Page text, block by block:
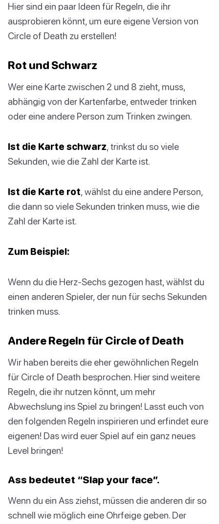
Hier sind ein paar Ideen für Regeln, die ihr
ausprobieren könnt, um eure eigene Version von
Circle of Death zu erstellen!
Rot und Schwarz
Wer eine Karte zwischen 2 und 8 zieht, muss,
abhängig von der Kartenfarbe, entweder trinken
oder eine andere Person zum Trinken zwingen.
Ist die Karte schwarz, trinkst du so viele
Sekunden, wie die Zahl der Karte ist.
Ist die Karte rot, wählst du eine andere Person,
die dann so viele Sekunden trinken muss, wie die
Zahl der Karte ist.
Zum Beispiel:
Wenn du die Herz-Sechs gezogen hast, wählst du
einen anderen Spieler, der nun für sechs Sekunden
trinken muss.
Andere Regeln für Circle of Death
Wir haben bereits die eher gewöhnlichen Regeln
für Circle of Death besprochen. Hier sind weitere
Regeln, die ihr nutzen könnt, um mehr
Abwechslung ins Spiel zu bringen! Lasst euch von
den folgenden Regeln inspirieren und erfindet eure
eigenen! Das wird euer Spiel auf ein ganz neues
Level bringen!
Ass bedeutet “Slap your face”.
Wenn du ein Ass ziehst, müssen die anderen dir so
schnell wie möglich eine Ohrfeige geben. Der